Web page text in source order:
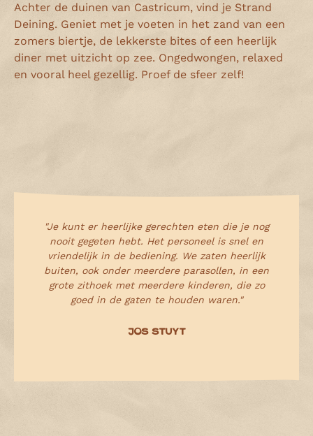
Achter de duinen van Castricum, vind je Strand
Deining. Geniet met je voeten in het zand van een
zomers biertje, de lekkerste bites of een heerlijk
diner met uitzicht op zee. Ongedwongen, relaxed
en vooral heel gezellig. Proef de sfeer zelf!
"Je kunt er heerlijke gerechten eten die je nog
nooit gegeten hebt. Het personeel is snel en
vriendelijk in de bediening. We zaten heerlijk
buiten, ook onder meerdere parasollen, in een
grote zithoek met meerdere kinderen, die zo
goed in de gaten te houden waren."
JOS STUYT